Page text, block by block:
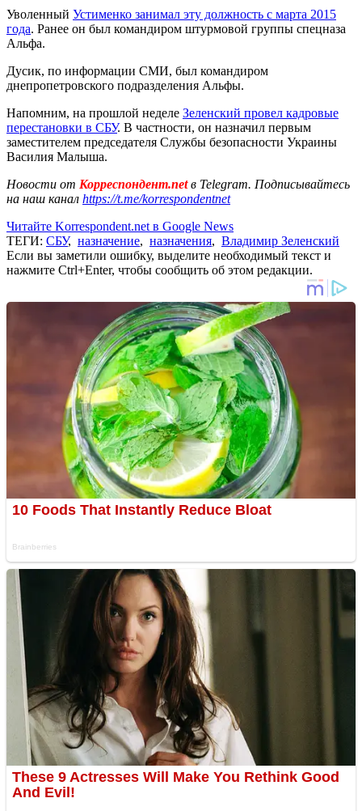
Уволенный Устименко занимал эту должность с марта 2015
года. Ранее он был командиром штурмовой группы спецназа
Альфа.
Дусик, по информации СМИ, был командиром
днепропетровского подразделения Альфы.
Напомним, на прошлой неделе Зеленский провел кадровые
перестановки в СБУ. В частности, он назначил первым
заместителем председателя Службы безопасности Украины
Василия Малыша.
Новости от Корреспондент.netв Telegram. Подписывайтесь
на наш канал https://t.me/korrespondentnet
Читайте Korrespondent.net в Google News
ТЕГИ: СБУ, назначение, назначения, Владимир Зеленский
Если вы заметили ошибку, выделите необходимый текст и
нажмите Ctrl+Enter, чтобы сообщить об этом редакции.